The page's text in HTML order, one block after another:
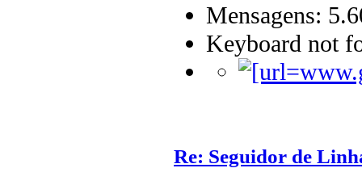
Mensagens:
Keyboard not
Re: Seguidor de